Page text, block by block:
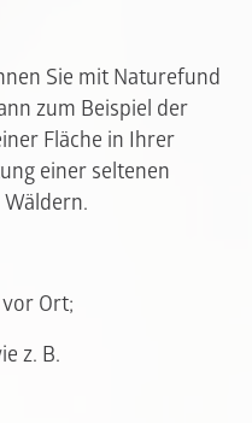
Sie mit Naturefund
zum Beispiel der
Fläche in Ihrer
einer seltenen
Ort;
z. B.